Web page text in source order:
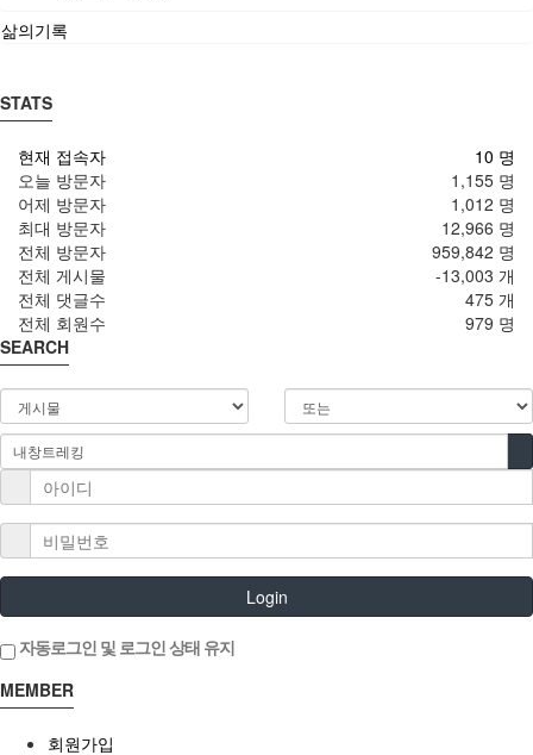
삶의기록
STATS
10 명
현재 접속자
1,155 명
오늘 방문자
1,012 명
어제 방문자
12,966 명
최대 방문자
959,842 명
전체 방문자
-13,003 개
전체 게시물
475 개
전체 댓글수
979 명
전체 회원수
SEARCH
Login
자동로그인 및 로그인 상태 유지
MEMBER
회원가입